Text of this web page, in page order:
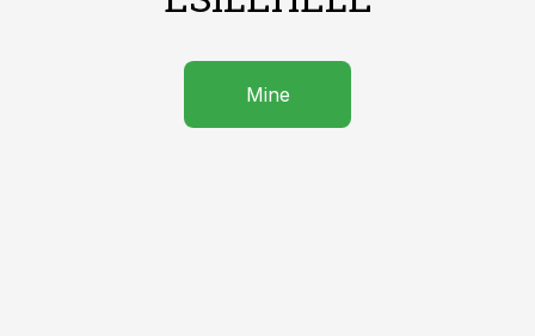
Mine